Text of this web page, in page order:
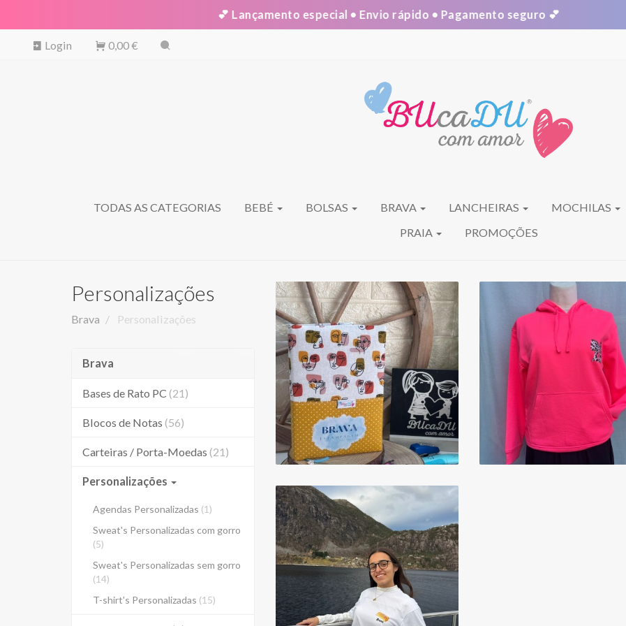
💕 Lançamento especial • Envio rápido • Pagamento seguro 💕
Login 0,00 €
TODAS AS CATEGORIAS BEBÉ BOLSAS BRAVA LANCHEIRAS MOCHILAS
PRAIA
PROMOÇÕES
Personalizações
Brava Personalizações
Brava
Bases de Rato PC (21)
Blocos de Notas (56)
Carteiras / Porta-Moedas (21)
Personalizações
Agendas Personalizadas (1)
Sweat's Personalizadas com gorro
(5)
Sweat's Personalizadas sem gorro
(14)
T-shirt's Personalizadas (15)
AGENDAS
PERSONALIZADAS
1 Produtos
SWEAT'S
PERSONALIZADAS
COM GORRO
5 Produtos
T-SHIRT'S
PERSONALIZADAS
15 Produtos